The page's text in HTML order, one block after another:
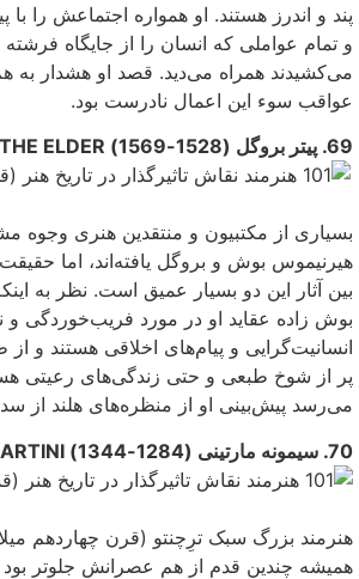
پند و اندرز هستند. او همواره اجتماعش را با
و تمام عواملی که انسان را از جایگاه
می‌‌کشیدند همراه می‌دید. قصد او هشدار به
عواقب سوء این اعمال نادرست بود.
69. پیتر بروگل (1528-1569) PIETER BRUEGEL THE ELDER
بسیاری از مکتبیون و منتقدین هنری وجوه
هیرنیموس بوش و بروگل یافته‌اند، اما
بین آثار این دو بسیار عمیق است. نظر به
بوش زاده عقاید او در مورد فریب‌خوردگی و
انسانیت‌گرایى و پیام‌های اخلاقی‌ هستند و
پر از شوخ طبعی‌ و حتى زندگی‌‌هاى رعیتی
می‌رسد پیش‌بینی‌ او از منظره‌های هلند از
70. سیمونه مارتینی (1284-1344) SIMONE MARTINI
هنرمند بزرگ سبک ترِچنتو (قرن چهاردهم
همیشه چندین قدم از هم عصرانش جلوتر بود